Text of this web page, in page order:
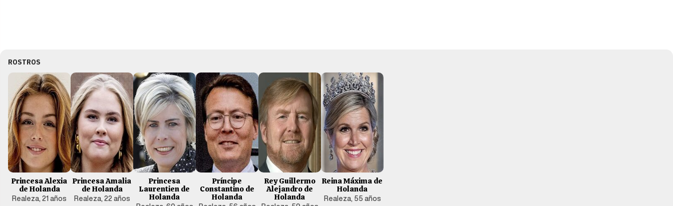
ROSTROS
Princesa Alexia
de Holanda
Realeza, 21 años
Princesa Amalia
de Holanda
Realeza, 22 años
Princesa
Laurentien de
Holanda
Príncipe
Constantino de
Holanda
Rey Guillermo
Alejandro de
Holanda
Reina Máxima de
Holanda
Realeza, 55 años